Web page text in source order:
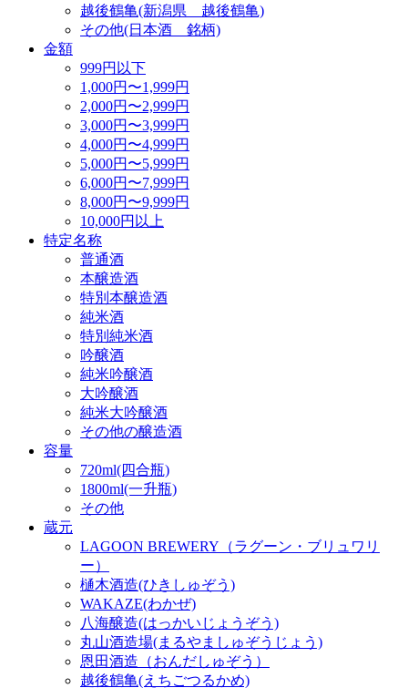
越後鶴亀(新潟県 越後鶴亀)
その他(日本酒 銘柄)
金額
999円以下
1,000円〜1,999円
2,000円〜2,999円
3,000円〜3,999円
4,000円〜4,999円
5,000円〜5,999円
6,000円〜7,999円
8,000円〜9,999円
10,000円以上
特定名称
普通酒
本醸造酒
特別本醸造酒
純米酒
特別純米酒
吟醸酒
純米吟醸酒
大吟醸酒
純米大吟醸酒
その他の醸造酒
容量
720ml(四合瓶)
1800ml(一升瓶)
その他
蔵元
LAGOON BREWERY（ラグーン・ブリュワリ
ー）
樋木酒造(ひきしゅぞう)
WAKAZE(わかぜ)
八海醸造(はっかいじょうぞう)
丸山酒造場(まるやましゅぞうじょう)
恩田酒造（おんだしゅぞう）
越後鶴亀(えちごつるかめ)